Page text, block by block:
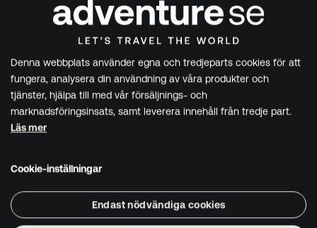
Denna webbplats använder egna och tredjeparts cookies för att
fungera, analysera din användning av våra produkter och
tjänster, hjälpa till med vår försäljnings- och
marknadsföringsinsats, samt leverera innehåll från tredje part.
Läs mer
Cookie-inställningar
Endast nödvändiga cookies